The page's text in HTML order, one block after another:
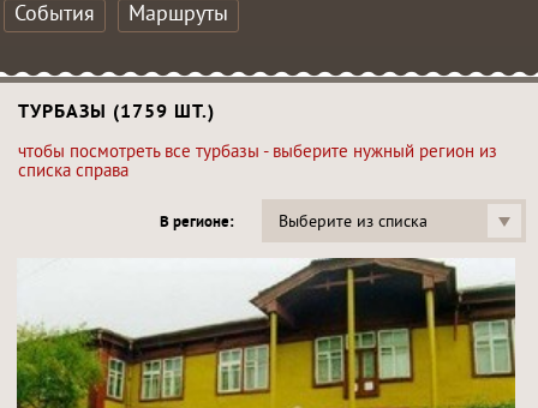
События
Маршруты
ТУРБАЗЫ (1759 ШТ.)
чтобы посмотреть все турбазы - выберите нужный регион из
списка справа
В регионе: Выберите из списка